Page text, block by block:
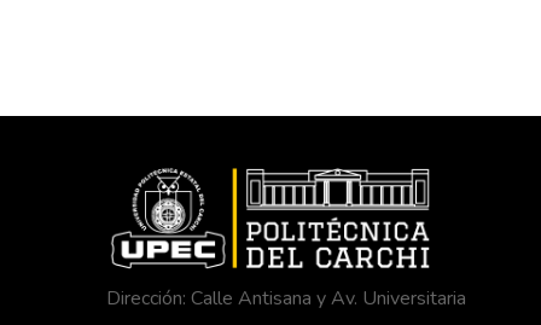
Dirección: Calle Antisana y Av. Universitaria